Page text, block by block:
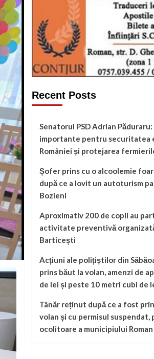
Recent Posts
Senatorul PSD Adrian
importante pentru securitatea
României și protejarea
Șofer prins cu o alcoolemie
după ce a lovit un autoturism
Bozieni
Aproximativ 200 de copii au
activitate preventivă
Barticești
Acțiuni ale polițiștilor din
prins băut la volan, amenzi de
de lei și peste 10 metri cubi de
Tânăr reținut după ce a fost
volan și cu permisul suspendat,
ocolitoare a municipiului Roman